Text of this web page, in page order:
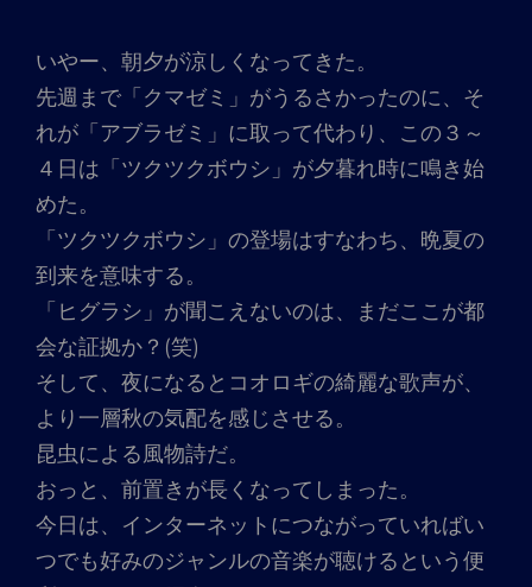
いやー、朝夕が涼しくなってきた。
先週まで「クマゼミ」がうるさかったのに、そ
れが「アブラゼミ」に取って代わり、この３～
４日は「ツクツクボウシ」が夕暮れ時に鳴き始
めた。
「ツクツクボウシ」の登場はすなわち、晩夏の
到来を意味する。
「ヒグラシ」が聞こえないのは、まだここが都
会な証拠か？(笑)
そして、夜になるとコオロギの綺麗な歌声が、
より一層秋の気配を感じさせる。
昆虫による風物詩だ。
おっと、前置きが長くなってしまった。
今日は、インターネットにつながっていればい
つでも好みのジャンルの音楽が聴けるという便